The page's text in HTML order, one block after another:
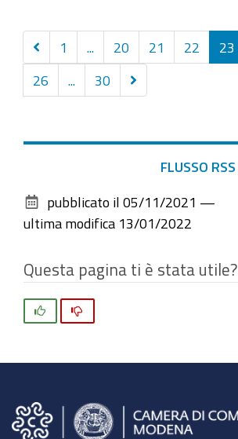
Precedenti
30
elementi
1 20 21 22 23
26 30
Successivi
30
documento
FLUSSO RSS
pubblicato il 05/11/2021 —
ultima modifica 13/01/2022
Questa pagina ti è stata utile?